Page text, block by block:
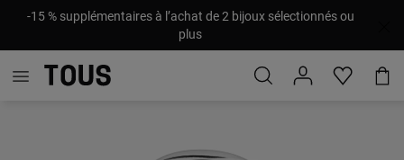
-15 % supplémentaires à l’achat de 2 bijoux sélectionnés ou
plus